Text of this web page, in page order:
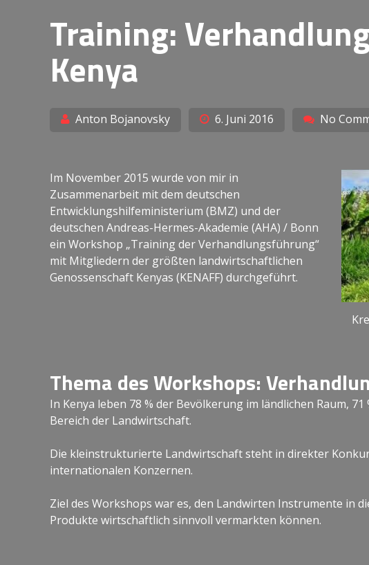
Training:
Kenya
Anton Bojanovsky 6. Juni 2016 No
Im November 2015 wurde von mir in
Zusammenarbeit mit dem deutschen
Entwicklungshilfeministerium (BMZ) und der
deutschen Andreas-Hermes-Akademie (AHA) / Bonn
ein Workshop „Training der Verhandlungsführung“
mit Mitgliedern der größten landwirtschaftlichen
Genossenschaft Kenyas (KENAFF) durchgeführt.
Thema des Workshops:
In Kenya leben 78 % der Bevölkerung im ländlichen Raum,
Bereich der Landwirtschaft.
Die kleinstrukturierte Landwirtschaft steht in direkter
internationalen Konzernen.
Ziel des Workshops war es, den Landwirten Instrumente in
Produkte wirtschaftlich sinnvoll vermarkten können.